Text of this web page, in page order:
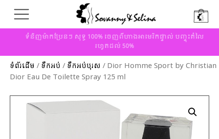
ទំនិញម៉ាកប្រែនៗ សុទ្ធ 100% ចេញពីហាងអាមេរិកផ្ទាល់ បញ្ចុះតំលៃ
រហូតដល់ 50%
ទំព័រដើម / ទឹកអប់ / ទឹកអប់បុរស / Dior Homme Sport by Christian
Dior Eau De Toilette Spray 125 ml